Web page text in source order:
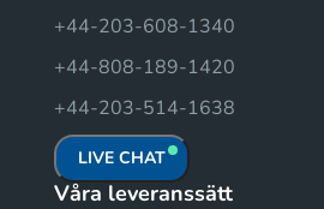
+44-203-608-1340
+44-808-189-1420
+44-203-514-1638
LIVE CHAT
Våra leveranssätt